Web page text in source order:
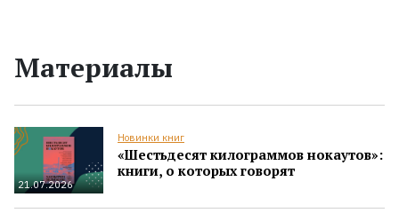
Материалы
21.07.2026
Новинки книг
«Шестьдесят килограммов нокаутов»:
книги, о которых говорят